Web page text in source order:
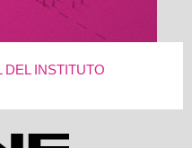
DEL INSTITUTO